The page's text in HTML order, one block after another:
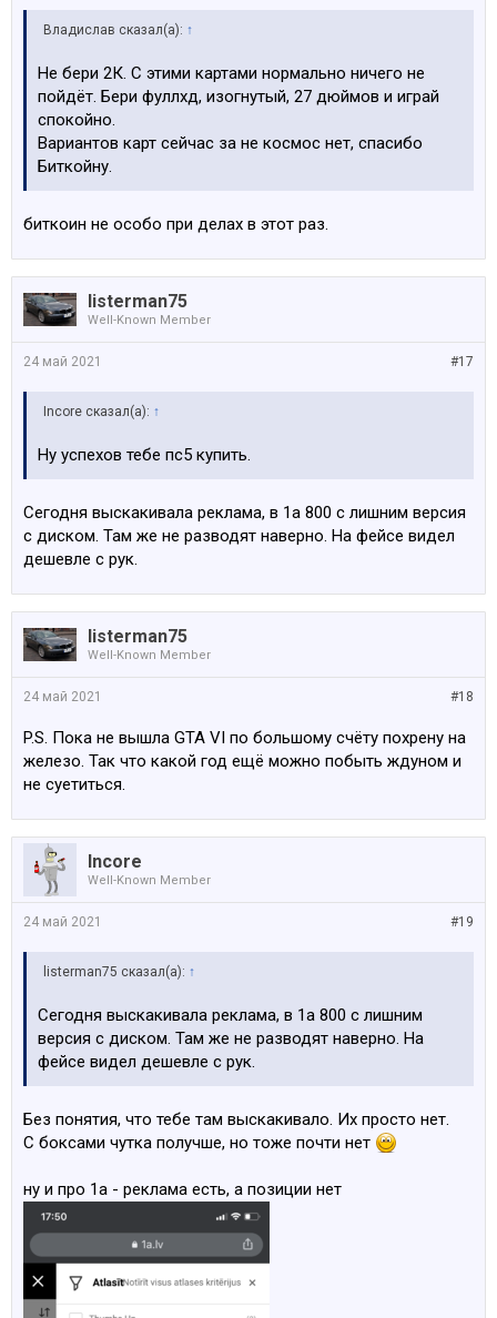
Владислав сказал(а): ↑
Не бери 2К. С этими картами нормально ничего не
пойдёт. Бери фуллхд, изогнутый, 27 дюймов и играй
спокойно.
Вариантов карт сейчас за не космос нет, спасибо
Биткойну.
биткоин не особо при делах в этот раз.
listerman75
Well-Known Member
#17
24 май 2021
Incore сказал(а): ↑
Ну успехов тебе пс5 купить.
Сегодня выскакивала реклама, в 1а 800 с лишним версия
с диском. Там же не разводят наверно. На фейсе видел
дешевле с рук.
listerman75
Well-Known Member
#18
24 май 2021
P.S. Пока не вышла GTA VI по большому счёту похрену на
железо. Так что какой год ещё можно побыть ждуном и
не суетиться.
Incore
Well-Known Member
#19
24 май 2021
listerman75 сказал(а): ↑
Сегодня выскакивала реклама, в 1а 800 с лишним
версия с диском. Там же не разводят наверно. На
фейсе видел дешевле с рук.
Без понятия, что тебе там выскакивало. Их просто нет.
С боксами чутка получше, но тоже почти нет
ну и про 1а - реклама есть, а позиции нет